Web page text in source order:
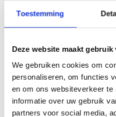
Toestemming
Deze website maakt gebruik
We gebruiken cookies om
personaliseren, om functies
en om ons websiteverkeer
informatie over uw gebruik
partners voor social media,
doen